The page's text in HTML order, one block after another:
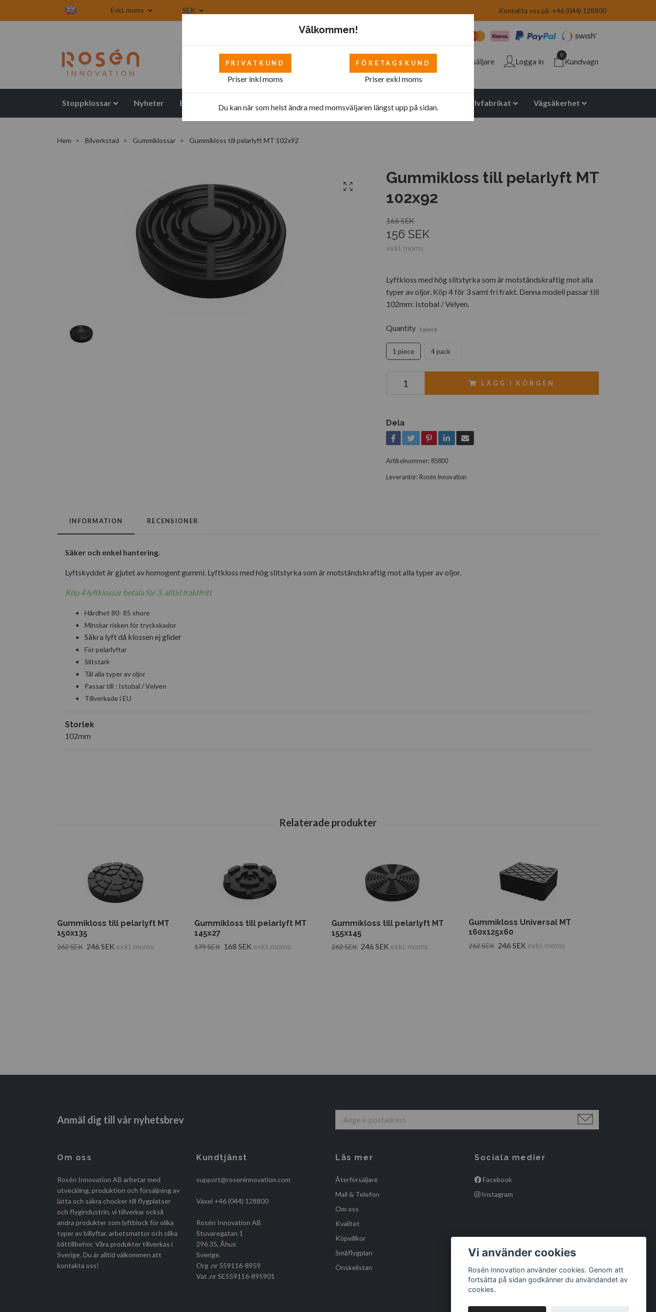
Exkl. moms SEK Kontakta oss på: +46 (044) 128800
Återförsäljare Logga in
0
Kundvagn
Stoppklossar Nyheter Blogg Mattor Bilverkstad - övrigt Bilverkstad Polyuretan halvfabrikat Vägsäkerhet
Hem Bilverkstad Gummiklossar Gummikloss till pelarlyft MT 102x92
Gummikloss till pelarlyft MT
102x92
166 SEK
156 SEK
exkl. moms
Lyftkloss med hög slitstyrka som är motståndskraftig mot alla
typer av oljor. Köp 4 för 3 samt fri frakt. Denna modell passar till
102mm: Istobal / Velyen.
Quantity 1 piece
1 piece 4 pack
LÄGG I KORGEN
Dela
Artikelnummer: 85800
Leverantör: Rosén Innovation
INFORMATION RECENSIONER
Säker och enkel hantering.
Lyftskyddet är gjutet av homogent gummi. Lyftkloss med hög slitstyrka som är motståndskraftig mot alla typer av oljor.
Köp 4 lyftklossar betala för 3, alltid fraktfritt
Hårdhet 80- 85 shore
Minskar risken för tryckskador
Säkra lyft då klossen ej glider
För pelarlyftar
Slitstark
Tål alla typer av oljor
Passar till : Istobal / Velyen
Tillverkade i EU
Storlek
102mm
Gummikloss till pelarlyft MT
150x135
262 SEK 246 SEK exkl. moms
Gummikloss till pelarlyft MT
145x27
179 SEK 168 SEK exkl. moms
Gummikloss till pelarlyft MT
155x145
262 SEK 246 SEK exkl. moms
Gummikloss Universal MT
160x125x60
262 SEK 246 SEK exkl. moms
Anmäl dig till vår nyhetsbrev
Om oss
Rosén Innovation AB arbetar med
utveckling, produktion och försäljning av
lätta och säkra chocker till flygplatser
och flygindustrin, vi tillverkar också
andra produkter som lyftblock för olika
typer av billyftar, arbetsmattor och olika
båttillbehör. Våra produkter tillverkas i
Sverige. Du är alltid välkommen att
kontakta oss!
Kundtjänst
support@roseninnovation.com
Växel +46 (044) 128800
Rosén Innovation AB
Stuvaregatan 1
296 35, Åhus
Sverige.
Org .nr 559116-8959
Vat .nr SE559116-895901
Läs mer
Återförsäljare
Mail & Telefon
Om oss
Kvalitet
Köpvillkor
Småflygplan
Önskelistan
Sociala medier
Facebook
Instagram
Välkommen!
PRIVATKUND
Priser inkl moms
FÖRETAGSKUND
Priser exkl moms
Du kan när som helst ändra med momsväljaren längst upp på sidan.
Vi använder cookies
Rosén Innovation använder cookies. Genom att
fortsätta på sidan godkänner du användandet av
cookies.